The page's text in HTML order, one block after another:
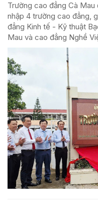
Trường cao đẳng Cà
nhập 4 trường cao đẳng,
đẳng Kinh tế - Kỹ thuật
Mau và cao đẳng Nghề